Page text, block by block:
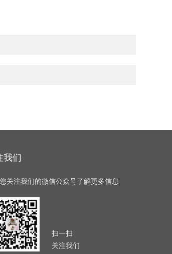
我们
关注我们的微信公众号了解更多信息
扫一扫
关注我们